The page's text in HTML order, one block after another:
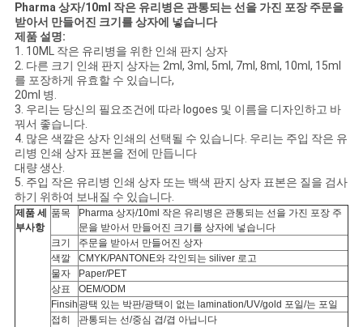
경
우
사
이
트
맵
PRIVACY
POLICY
Pharma 상자/10ml 작은 유리병은 관통되는 선을 가진 포장 주문을
받아서 만들어진 크기를 상자에 넣습니다
제품 설명:
1. 10ML 작은 유리병을 위한 인쇄 판지 상자
2. 다른 크기 인쇄 판지 상자는 2ml, 3ml, 5ml, 7ml, 8ml, 10ml, 15ml
를 포장하게 유효할 수 있습니다,
20ml 병.
3. 우리는 당신의 필요조건에 따라 logoes 및 이름을 디자인하고 바
꿔서 좋습니다.
4. 많은 색깔은 상자 인쇄의 선택될 수 있습니다. 우리는 주입 작은 유
리병 인쇄 상자 표본을 전에 만듭니다
대량 생산.
5. 주입 작은 유리병 인쇄 상자 또는 백색 판지 상자 표본은 질을 검사
하기 위하여 보내질 수 있습니다.
제품 세
부사항
품목
Pharma 상자/10ml 작은 유리병은 관통되는 선을 가진 포장 주
문을 받아서 만들어진 크기를 상자에 넣습니다
크기
주문을 받아서 만들어진 상자
색깔
CMYK/PANTONE와 각인되는 siliver 로고
물자
Paper/PET
상표
OEM/ODM
Finsih 광택 있는 박판/광택이 없는 lamination/UV/gold 포일/는 포일
접히
관통되는 선/중심 겹/겹 아닙니다